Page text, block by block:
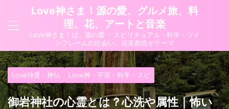
Love神さま！源の愛、グルメ旅、料
理、花、アートと音楽
Love神さま！は、源の愛 ・スピリチュアル・科学・ツイ
ンフレームの出会い、現実創造がテーマ
Love待受・神仏 Love神・宇宙・科学・スピ
御岩神社の心霊とは？心洗や属性｜怖い